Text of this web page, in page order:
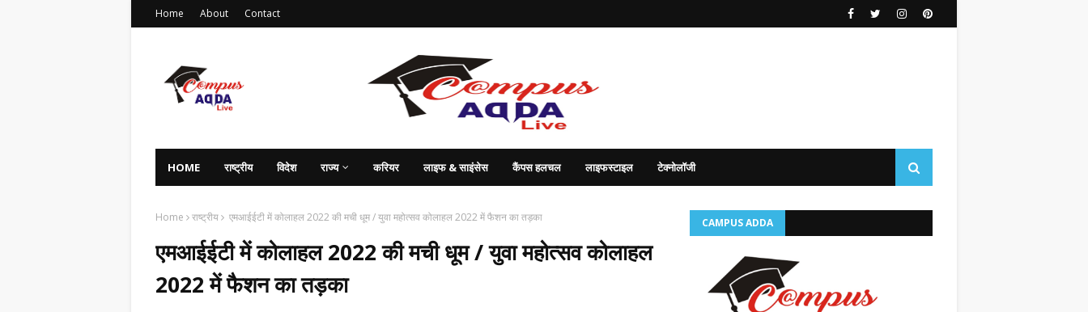
Home About Contact
HOME राष्ट्रीय विदेश राज्य करियर लाइफ & साइंसेस कैंपस हलचल लाइफस्टाइल टेक्नोलॉजी
Home राष्ट्रीय एमआईईटी में कोलाहल 2022 की मची धूम / युवा महोत्सव कोलाहल 2022 में फैशन का तड़का
एमआईईटी में कोलाहल 2022 की मची धूम / युवा महोत्सव कोलाहल
2022 में फैशन का तड़का
CAMPUS ADDA